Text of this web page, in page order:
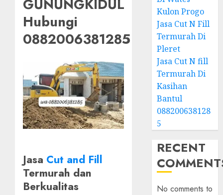
GUNUNGKIDUL
Hubungi
0882006381285
Jasa Cut and Fill
Termurah dan
Berkualitas
Kulon Progo
Jasa Cut N Fill
Termurah Di
Pleret
Jasa Cut N fill
Termurah Di
Kasihan
Bantul
088200638128
5
RECENT
No comments to